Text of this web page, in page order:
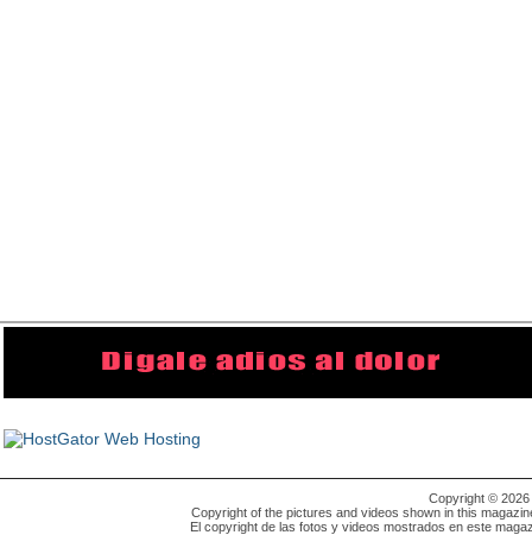
Copyright © 2026
Copyright of the pictures and videos shown in this
El copyright de las fotos y videos mostrados en este